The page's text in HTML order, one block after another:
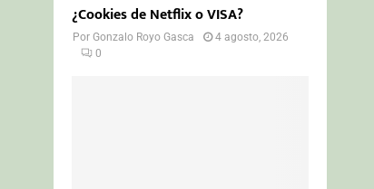
¿Cookies de Netflix o VISA?
PorGonzalo Royo Gasca
4 agosto, 2026
0